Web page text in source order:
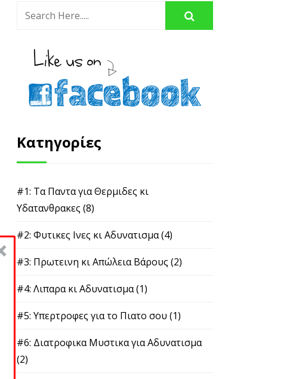
Κατηγορίες
#1: Τα Παντα για Θερμιδες κι
Υδατανθρακες (8)
#2: Φυτικες Ινες κι Αδυνατισμα(4)
#3: Πρωτεινη κι Απώλεια Βάρους (2)
#4: Λιπαρα κι Αδυνατισμα(1)
#5: Υπερτροφες για το Πιατο σου (1)
#6: Διατροφικα Μυστικα για Αδυνατισμα
(2)